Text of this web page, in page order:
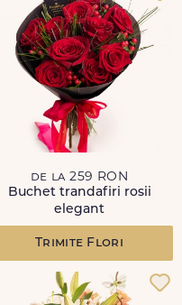
de la 259 RON
Buchet trandafiri rosii
elegant
Trimite Flori